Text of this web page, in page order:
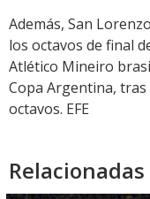
Además, San
los octavos de final
Atlético Mineiro
Copa Argentina, tras
octavos. EFE
Relacionadas